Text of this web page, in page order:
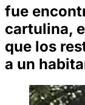
fue
cartulina,
que los
a un